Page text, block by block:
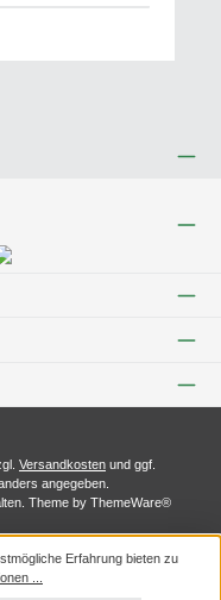
Versandkosten und ggf.
angegeben.
Theme by ThemeWare®
Erfahrung bieten zu
...